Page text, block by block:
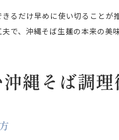
るだけ早めに使い切ること
で、沖縄そば生麺の本来の美
縄そば調理